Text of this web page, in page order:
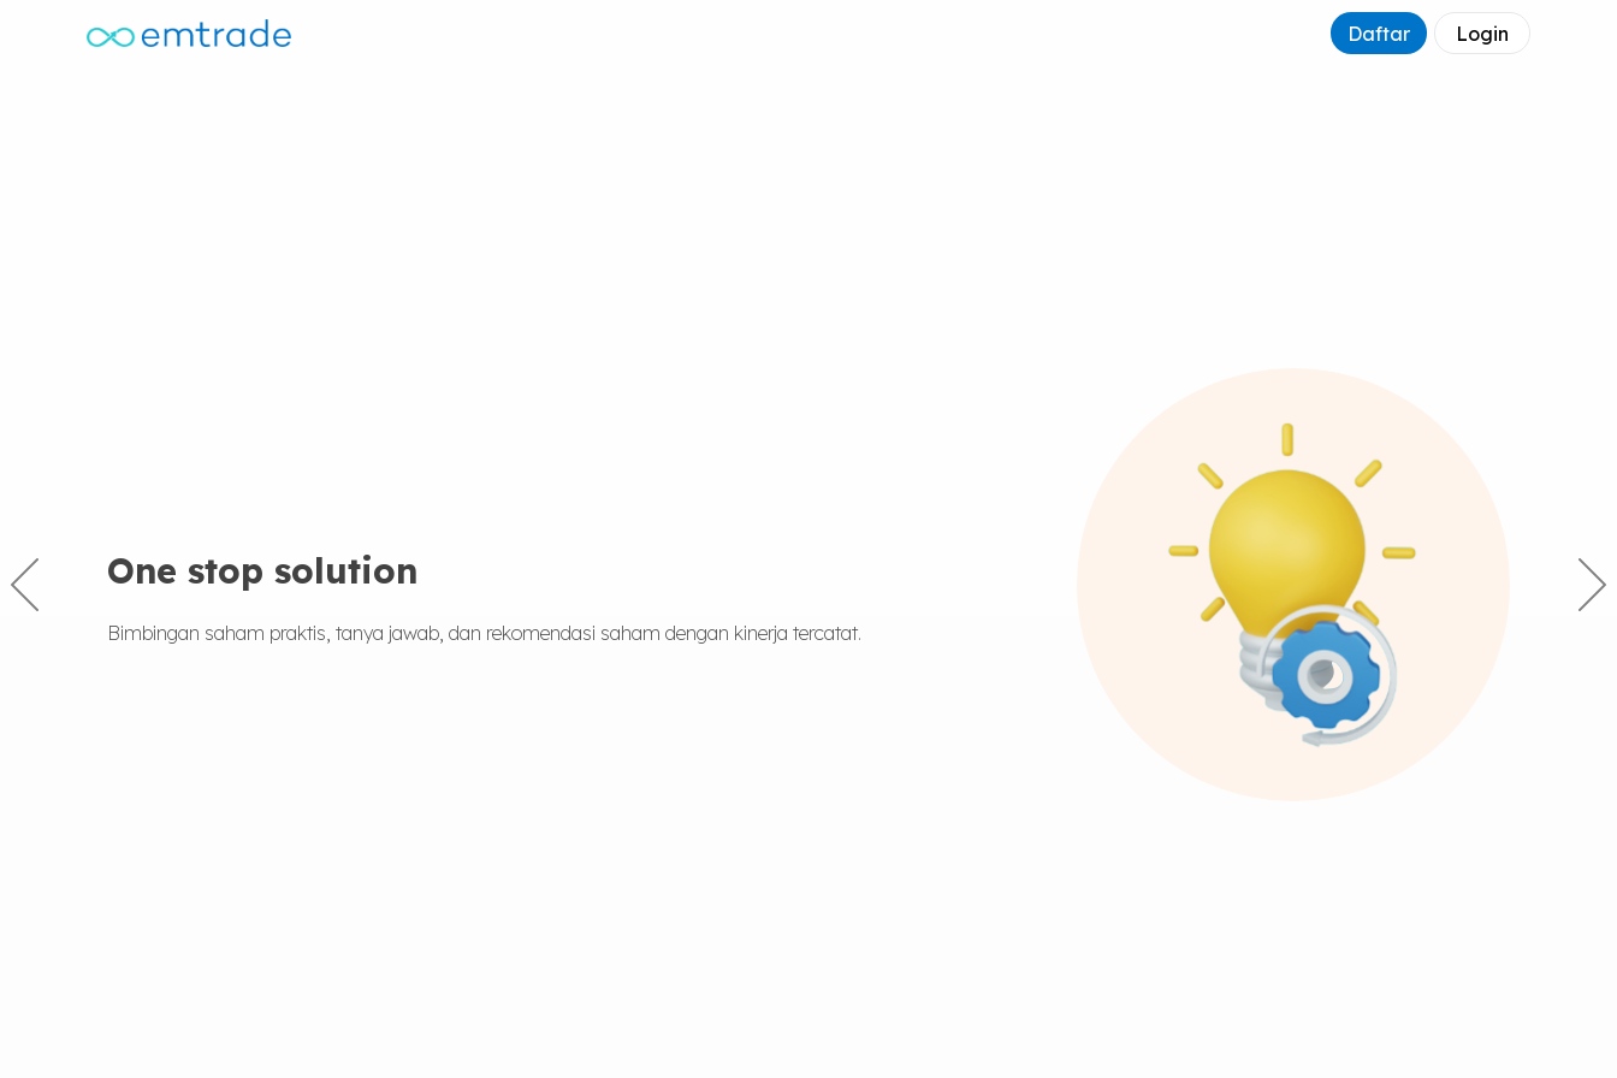
Daftar Login
One stop solution
Bimbingan saham praktis, tanya jawab, dan rekomendasi saham dengan kinerja tercatat.